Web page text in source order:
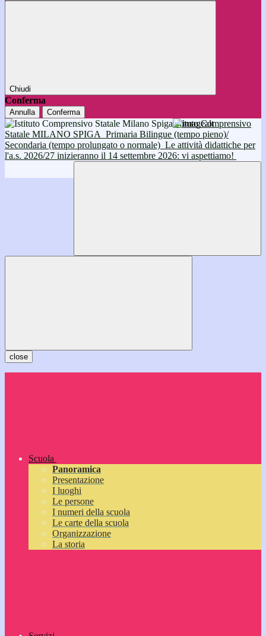
Chiudi
Conferma
Annulla Conferma
Istituto Comprensivo
Statale MILANO SPIGA Primaria Bilingue (tempo pieno)/
Secondaria (tempo prolungato o normale) Le attività didattiche per
l'a.s. 2026/27 inizieranno il 14 settembre 2026: vi aspettiamo!
close
Scuola
Panoramica
Presentazione
I luoghi
Le persone
I numeri della scuola
Le carte della scuola
Organizzazione
La storia